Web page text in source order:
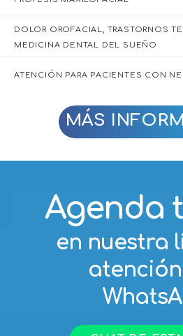
MEDICINA DENTAL DEL SUEÑO
MÁS
Agenda
en nuestra